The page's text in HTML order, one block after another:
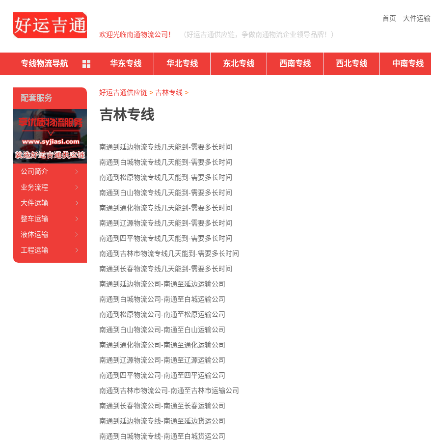
首页 大件运输
欢迎光临南通物流公司！ （好运吉通供应链，争做南通物流企业领导品牌！）
专线物流导航 华东专线 华北专线 东北专线 西南专线 西北专线 中南专线
好运吉通供应链> 吉林专线 >
吉林专线
南通到延边物流专线几天能到-需要多长时间
南通到白城物流专线几天能到-需要多长时间
南通到松原物流专线几天能到-需要多长时间
南通到白山物流专线几天能到-需要多长时间
南通到通化物流专线几天能到-需要多长时间
南通到辽源物流专线几天能到-需要多长时间
南通到四平物流专线几天能到-需要多长时间
南通到吉林市物流专线几天能到-需要多长时间
南通到长春物流专线几天能到-需要多长时间
南通到延边物流公司-南通至延边运输公司
南通到白城物流公司-南通至白城运输公司
南通到松原物流公司-南通至松原运输公司
南通到白山物流公司-南通至白山运输公司
南通到通化物流公司-南通至通化运输公司
南通到辽源物流公司-南通至辽源运输公司
南通到四平物流公司-南通至四平运输公司
南通到吉林市物流公司-南通至吉林市运输公司
南通到长春物流公司-南通至长春运输公司
南通到延边物流专线-南通至延边货运公司
南通到白城物流专线-南通至白城货运公司
配套服务
公司简介
业务流程
大件运输
整车运输
液体运输
工程运输